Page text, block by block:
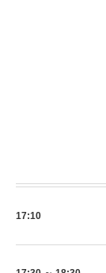
17:10